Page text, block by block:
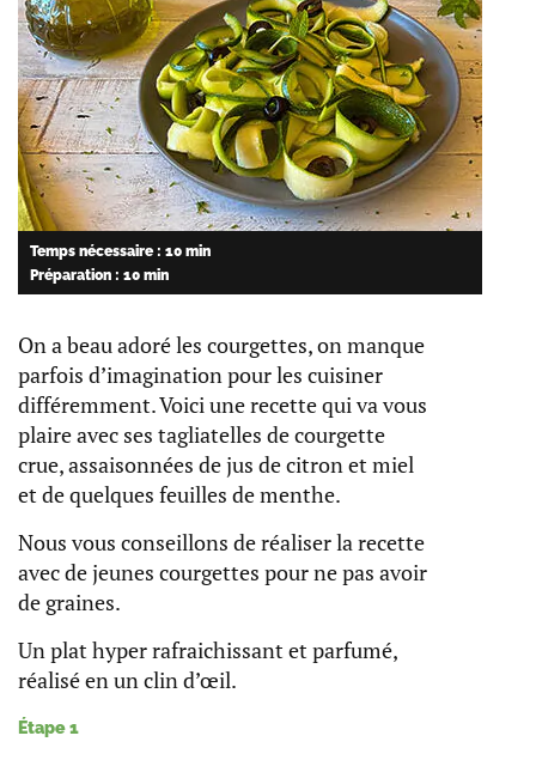
Temps nécessaire : 10 min
Préparation : 10 min
On a beau adoré les courgettes, on manque
parfois d’imagination pour les cuisiner
différemment. Voici une recette qui va vous
plaire avec ses tagliatelles de courgette
crue, assaisonnées de jus de citron et miel
et de quelques feuilles de menthe.
Nous vous conseillons de réaliser la recette
avec de jeunes courgettes pour ne pas avoir
de graines.
Un plat hyper rafraichissant et parfumé,
réalisé en un clin d’œil.
Étape 1